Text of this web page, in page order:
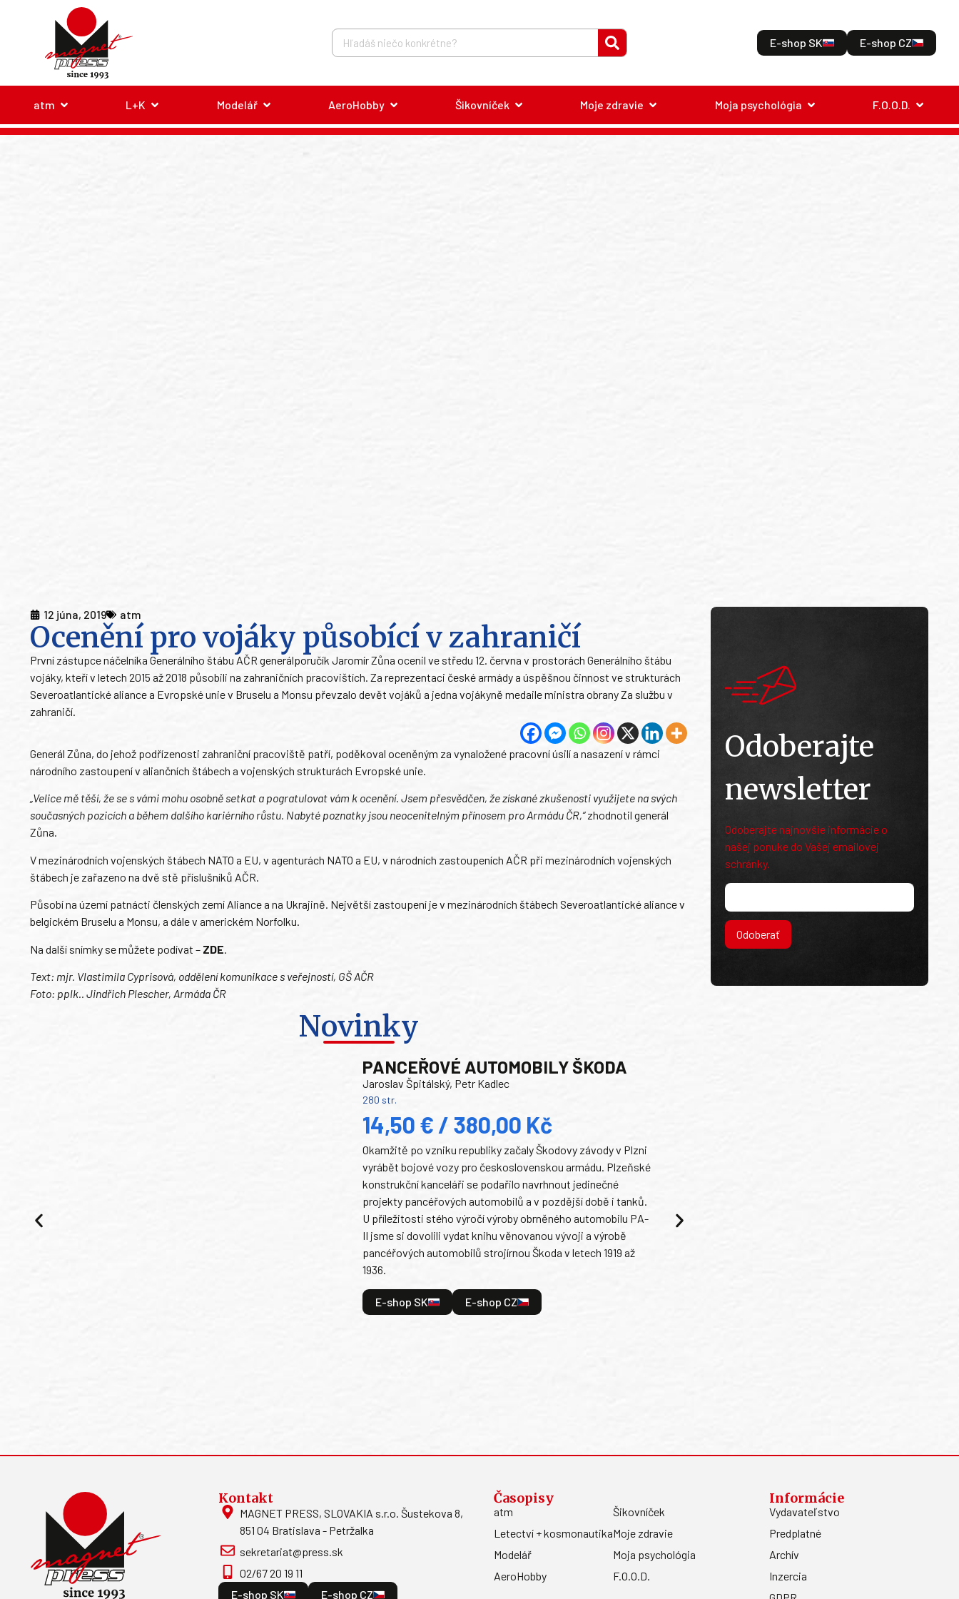
E-shop SK E-shop CZ
atm L+K Modelář AeroHobby Šikovníček Moje zdravie Moja psychológia F.O.O.D.
12 júna, 2019 atm
Ocenění pro vojáky působící v zahraničí
První zástupce náčelníka Generálního štábu AČR generálporučík Jaromír Zůna ocenil ve středu 12. června v prostorách Generálního štábu
vojáky, kteří v letech 2015 až 2018 působili na zahraničních pracovištích. Za reprezentaci české armády a úspěšnou činnost ve strukturách
Severoatlantické aliance a Evropské unie v Bruselu a Monsu převzalo devět vojáků a jedna vojákyně medaile ministra obrany Za službu v
zahraničí.
Generál Zůna, do jehož podřízenosti zahraniční pracoviště patří, poděkoval oceněným za vynaložené pracovní úsilí a nasazení v rámci
národního zastoupení v aliančních štábech a vojenských strukturách Evropské unie.
„Velice mě těší, že se s vámi mohu osobně setkat a pogratulovat vám k ocenění. Jsem přesvědčen, že získané zkušenosti využijete na svých
současných pozicích a během dalšího kariérního růstu. Nabyté poznatky jsou neocenitelným přínosem pro Armádu ČR,“zhodnotil generál
Zůna.
V mezinárodních vojenských štábech NATO a EU, v agenturách NATO a EU, v národních zastoupeních AČR při mezinárodních vojenských
štábech je zařazeno na dvě stě příslušníků AČR.
Působí na území patnácti členských zemí Aliance a na Ukrajině. Největší zastoupení je v mezinárodních štábech Severoatlantické aliance v
belgickém Bruselu a Monsu, a dále v americkém Norfolku.
Na další snímky se můžete podívat – ZDE
Text: mjr. Vlastimila Cyprisová, oddělení komunikace s veřejností, GŠ AČR
Foto: pplk.. Jindřich Plescher, Armáda ČR
Novinky
PANCEŘOVÉ AUTOMOBILY ŠKODA
Jaroslav Špitálský, Petr Kadlec
280 str.
14,50 € / 380,00 Kč
Okamžitě po vzniku republiky začaly Škodovy závody v Plzni
vyrábět bojové vozy pro československou armádu. Plzeňské
konstrukční kanceláři se podařilo navrhnout jedinečné
projekty pancéřových automobilů a v pozdější době i tanků.
U příležitosti stého výročí výroby obrněného automobilu PA-
II jsme si dovolili vydat knihu věnovanou vývoji a výrobě
pancéřových automobilů strojírnou Škoda v letech 1919 až
1936.
E-shop SK E-shop CZ
Odoberajte
newsletter
Odoberajte najnovšie informácie o
našej ponuke do Vašej emailovej
schránky.
Odoberať
Kontakt
MAGNET PRESS, SLOVAKIA s.r.o. Šustekova 8,
851 04 Bratislava - Petržalka
sekretariat@press.sk
02/67 20 19 11
E-shop SK
E-shop CZ
Časopisy
atm
Letectví + kosmonautika
Modelář
AeroHobby
Šikovníček
Moje zdravie
Moja psychológia
F.O.O.D.
Informácie
Vydavateľstvo
Predplatné
Archív
Inzercia